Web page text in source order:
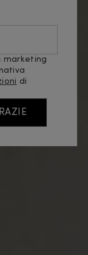
marketing
di